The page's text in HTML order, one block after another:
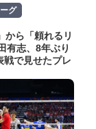
グ
から「頼れるリ
有志、8年ぶり
戦で見せたプレ